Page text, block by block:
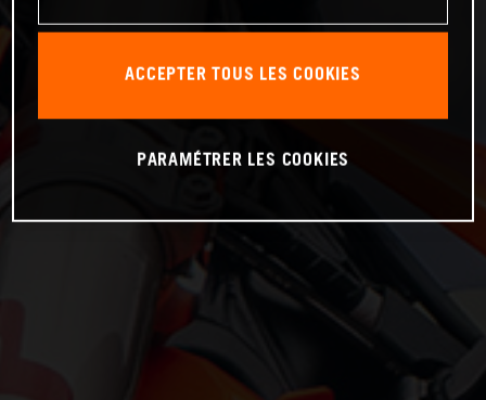
ACCEPTER TOUS LES COOKIES
PARAMÉTRER LES COOKIES